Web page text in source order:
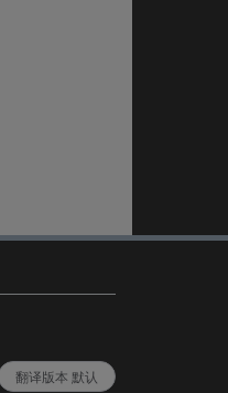
翻译版本 默认